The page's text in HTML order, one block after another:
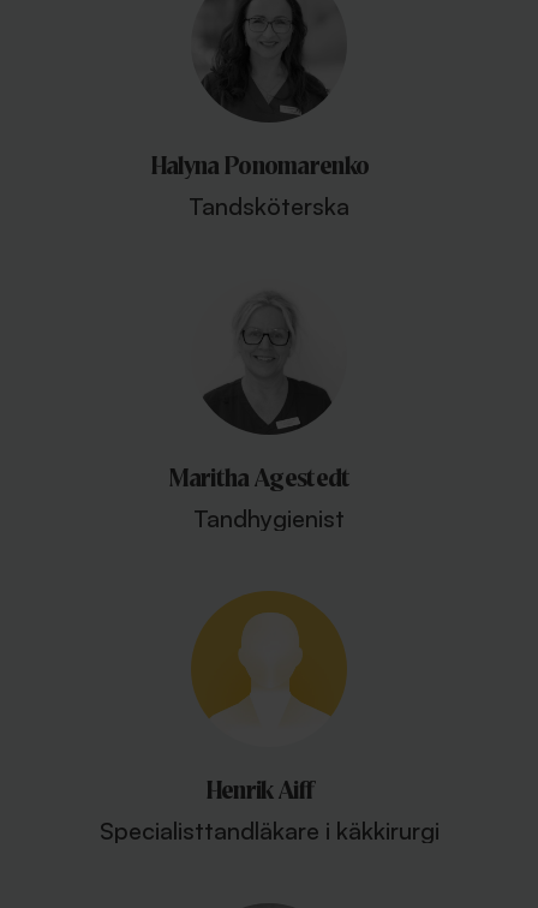
Halyna Ponomarenko
Tandsköterska
Maritha Agestedt
Tandhygienist
Henrik Aiff
Specialisttandläkare i käkkirurgi